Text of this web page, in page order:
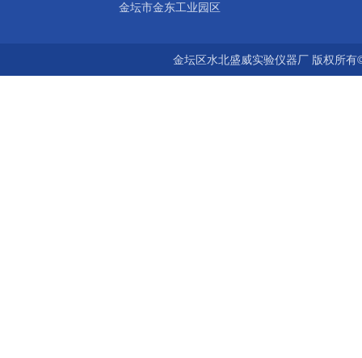
金坛市金东工业园区
金坛区水北盛威实验仪器厂 版权所